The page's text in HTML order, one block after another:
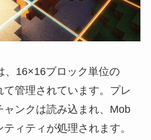
、16×16ブロック単位の
て管理されています。プレ
ャンクは読み込まれ、Mob
ィティが処理されます。